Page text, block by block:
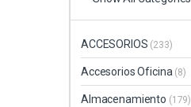
ACCESORIOS (233)
Accesorios Oficina (8)
Almacenamiento (179)